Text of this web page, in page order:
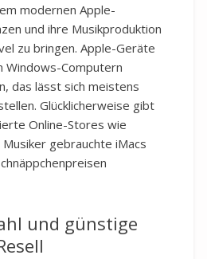
modernen Apple-
und ihre Musikproduktion
zu bringen. Apple-Geräte
Windows-Computern
das lässt sich meistens
Glücklicherweise gibt
Online-Stores wie
gebrauchte iMacs
und günstige